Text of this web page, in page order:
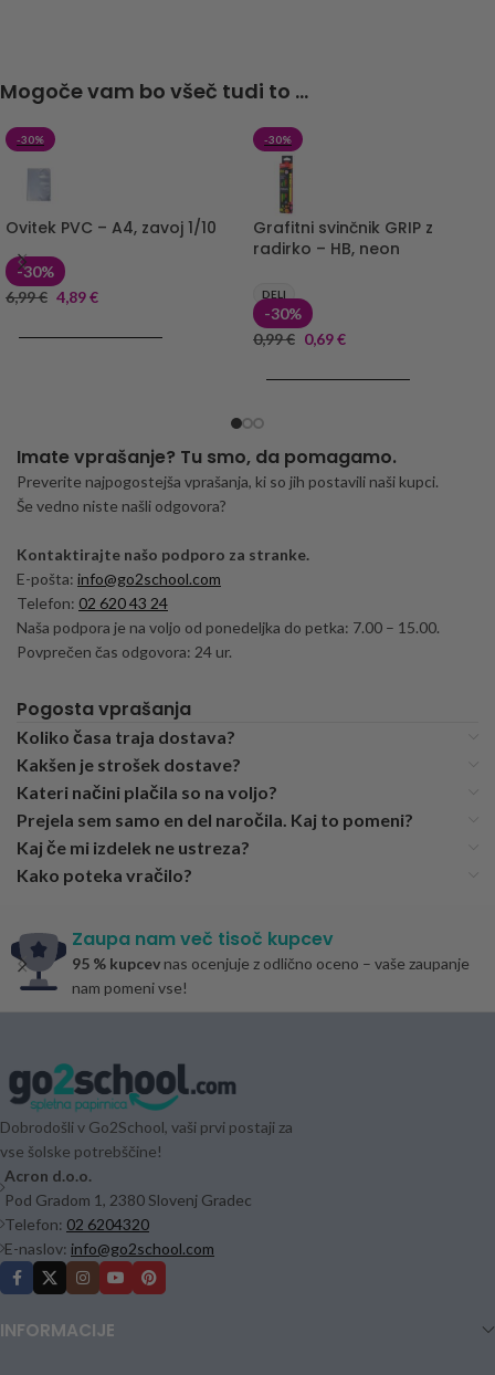
Mogoče vam bo všeč tudi to ...
-30%
Ovitek PVC – A4, zavoj 1/10
-30%
6,99€ 4,89€
-30%
Grafitni svinčnik GRIP z
radirko – HB, neon
DELI
-30%
0,99€ 0,69€
Imate vprašanje? Tu smo, da pomagamo.
Preverite najpogostejša vprašanja, ki so jih postavili naši kupci.
Še vedno niste našli odgovora?
Kontaktirajte našo podporo za stranke.
E-pošta: info@go2school.com
Telefon: 02 620 43 24
Naša podpora je na voljo od ponedeljka do petka: 7.00 – 15.00.
Povprečen čas odgovora: 24 ur.
Pogosta vprašanja
Koliko časa traja dostava?
Kakšen je strošek dostave?
Kateri načini plačila so na voljo?
Prejela sem samo en del naročila. Kaj to pomeni?
Kaj če mi izdelek ne ustreza?
Kako poteka vračilo?
Zaupa nam več tisoč kupcev
95 % kupcev nas ocenjuje z odlično oceno – vaše zaupanje
nam pomeni vse!
Dobrodošli v Go2School, vaši prvi postaji za
vse šolske potrebščine!
Acron d.o.o.
Pod Gradom 1, 2380 Slovenj Gradec
Telefon: 02 6204320
E-naslov: info@go2school.com
INFORMACIJE